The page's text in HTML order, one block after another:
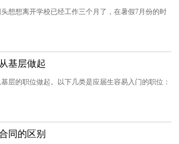
想想离开学校已经工作三个月了，在暑假7月份的时
基层做起
层的职位做起。以下几类是应届生容易入门的职位：
同的区别